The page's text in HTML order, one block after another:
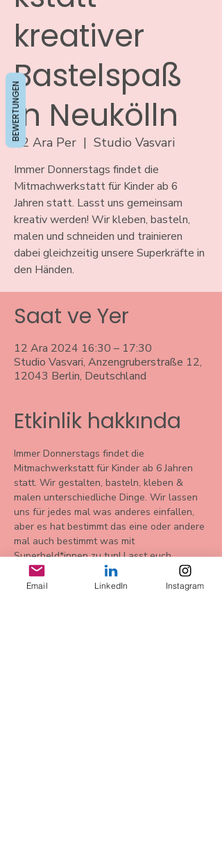
kreativer
Bastelspaß
in Neukölln
12 Ara Per
  |
Studio Vasvari
Immer Donnerstags findet die
Mitmachwerkstatt für Kinder ab 6
Jahren statt. Lasst uns gemeinsam
kreativ werden! Wir kleben, basteln,
malen und schneiden und trainieren
dabei gleichzeitig unsere Superkräfte in
den Händen.
Saat ve Yer
12 Ara 2024 16:30 – 17:30
Studio Vasvari, Anzengruberstraße 12,
12043 Berlin, Deutschland
Etkinlik hakkında
Immer Donnerstags findet die
Mitmachwerkstatt für Kinder ab 6 Jahren
statt. Wir gestalten, basteln, kleben &
malen unterschiedliche Dinge. Wir lassen
uns für jedes mal was anderes einfallen,
aber es hat bestimmt das eine oder andere
mal auch bestimmt was mit
Superheld*innen zu tun! Lasst euch
überraschen.
Email LinkedIn Instagram
BEWERTUNGEN